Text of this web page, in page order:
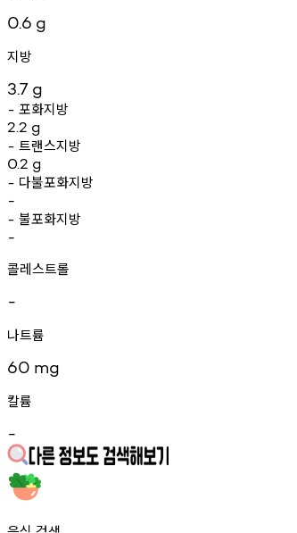
0.6 g
지방
3.7 g
- 포화지방
2.2 g
- 트랜스지방
0.2 g
- 다불포화지방
-
- 불포화지방
-
콜레스트롤
-
나트륨
60 mg
칼륨
-